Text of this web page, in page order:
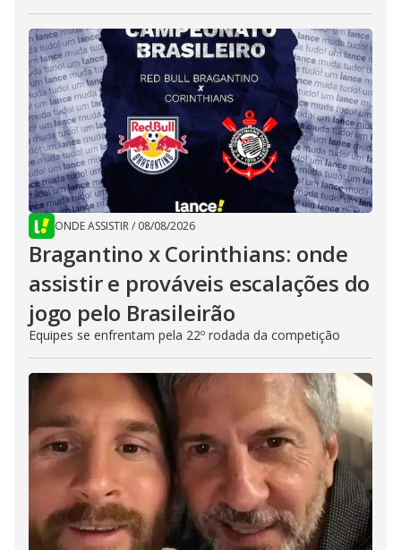
ONDE ASSISTIR/ 08/08/2026
Bragantino x Corinthians: onde
assistir e prováveis escalações do
jogo pelo Brasileirão
Equipes se enfrentam pela 22º rodada da competição